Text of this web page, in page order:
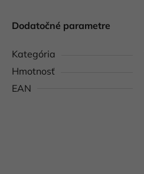
Dodatočné parametre
Kategória
Hmotnosť
EAN